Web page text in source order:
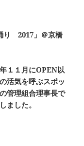
り 2017」＠京橋
１１月にOPEN以
活気を呼ぶスポッ
管理組合理事長で
ました。